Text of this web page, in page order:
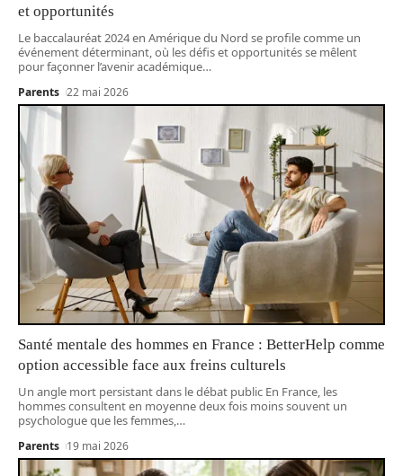
et opportunités
Le baccalauréat 2024 en Amérique du Nord se profile comme un
événement déterminant, où les défis et opportunités se mêlent
pour façonner l’avenir académique…
Parents 22 mai 2026
Santé mentale des hommes en France : BetterHelp comme
option accessible face aux freins culturels
Un angle mort persistant dans le débat public En France, les
hommes consultent en moyenne deux fois moins souvent un
psychologue que les femmes,…
Parents 19 mai 2026